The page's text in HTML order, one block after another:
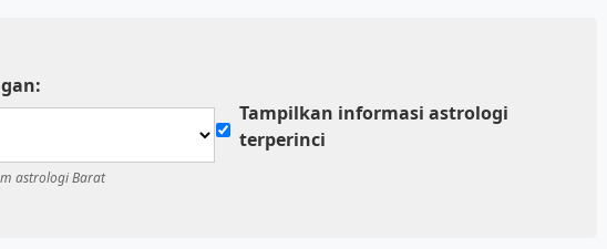
astrologi Barat
Tampilkan informasi astrologi
terperinci